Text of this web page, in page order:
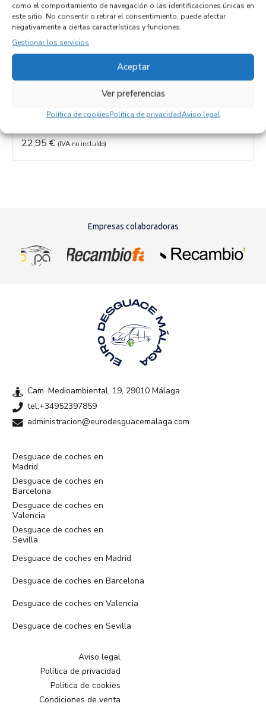
como el comportamiento de navegación o las identificaciones únicas en
este sitio. No consentir o retirar el consentimiento, puede afectar
negativamente a ciertas características y funciones.
Gestionar los servicios
Aceptar
Ver preferencias
Política de cookiesPolítica de privacidadAviso legal
Productos relacionados
CENTRALITA AIRBAG 2S6T14B056BK
Referencia ID: 111245
22,95€ (IVA no incluído)
Empresas colaboradoras
Cam. Medioambiental, 19, 29010 Málaga
tel:+34952397859
administracion@eurodesguacemalaga.com
Desguace de coches en
Madrid
Desguace de coches en
Barcelona
Desguace de coches en
Valencia
Desguace de coches en
Sevilla
Desguace de coches en Madrid
Desguace de coches en Barcelona
Desguace de coches en Valencia
Desguace de coches en Sevilla
Aviso legal
Política de privacidad
Política de cookies
Condiciones de venta